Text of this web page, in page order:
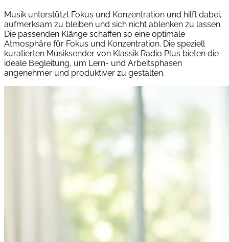
Musik unterstützt Fokus und Konzentration und hilft dabei,
aufmerksam zu bleiben und sich nicht ablenken zu lassen.
Die passenden Klänge schaffen so eine optimale
Atmosphäre für Fokus und Konzentration. Die speziell
kuratierten Musiksender von Klassik Radio Plus bieten die
ideale Begleitung, um Lern- und Arbeitsphasen
angenehmer und produktiver zu gestalten.